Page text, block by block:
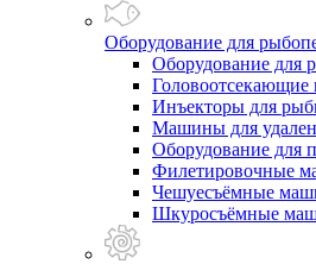
Оборудование для
Оборудование для
Инъекторы для
Машины для
Оборудование для
Филетировочные
Чешуесъёмные
Шкуросъёмные